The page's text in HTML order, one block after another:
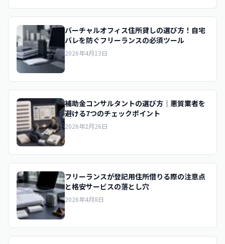
バーチャルオフィス住所貸しの選び方！自宅
バレを防ぐフリーランスの必須ツール
2026年4月13日
補助金コンサルタントの選び方｜悪質業者を
避ける7つのチェックポイント
2026年2月26日
フリーランスが登記用住所借りる際の注意点
と格安サービスの落とし穴
2026年4月8日